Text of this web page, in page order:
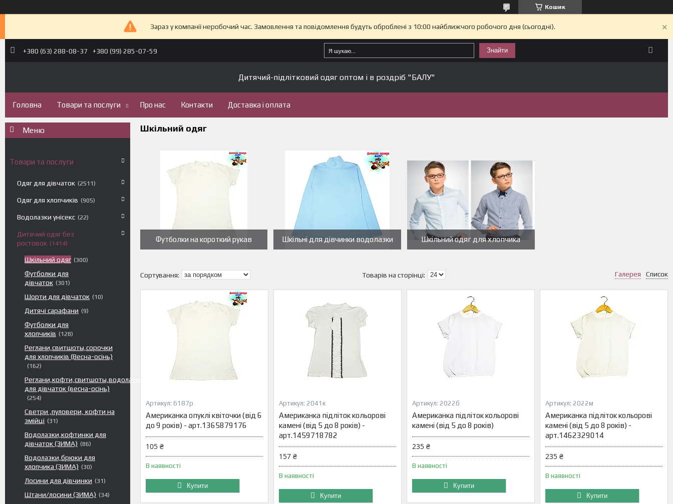
Кошик
Зараз у компанії неробочий час. Замовлення та повідомлення будуть оброблені з 10:00 найближчого робочого дня (сьогодні).
+380 (63) 288-08-37 +380 (99) 285-07-59 Знайти
Дитячий-підлітковий одяг оптом і в роздріб "БАЛУ"
Головна Товари та послуги Про нас Контакти Доставка і оплата
Товари та послуги
Одяг для дівчаток 2511
Одяг для хлопчиків 905
Водолазки унісекс 22
Дитячий одяг без
ростовок
1414
Шкільний одяг 300
Футболки для
дівчаток
301
Шорти для дівчаток 10
Дитячі сарафани 9
Футболки для
хлопчиків
128
Реглани,свитшоты,сорочки
для хлопчиків (Весна-осінь)
162
Реглани,кофти,свитшоты,водолазки
для дівчаток (весна-осінь)
254
Светри ,пуловери, кофти на
змійці
31
Водолазки,кофтинки для
дівчаток (ЗИМА)
86
Водолазки,брюки для
хлопчика (ЗИМА)
30
Лосини для дівчинки 31
Штани/лосини (ЗИМА) 34
Шкільний одяг
Футболки на короткий рукав Шкільні для дівчинки водолазки Шкільний одяг для хлопчика
Галерея Список
6187р
Американка опуклі квіточки (від 6
до 9 років) - арт.1365879176
105 ₴
В наявності
Купити
2041к
Американка підліток кольорові
камені (від 5 до 8 років) -
арт.1459718782
157 ₴
В наявності
Купити
2022б
Американка підліток кольорові
камені (від 5 до 8 років)
235 ₴
В наявності
Купити
2022м
Американка підліток кольорові
камені (від 5 до 8 років) -
арт.1462329014
235 ₴
В наявності
Купити